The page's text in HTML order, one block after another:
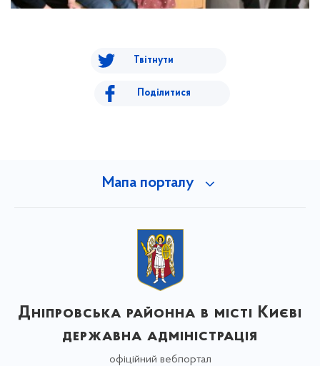
Твітнути
Поділитися
Мапа порталу
Дніпровська районна в місті Києві
державна адміністрація
офіційний вебпортал